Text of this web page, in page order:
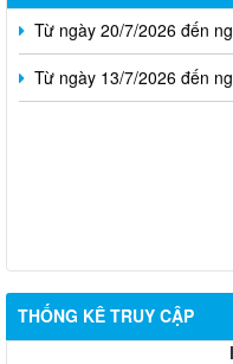
Từ ngày 20/7/2026 đến
Từ ngày 13/7/2026 đến
THỐNG KÊ TRUY CẬP